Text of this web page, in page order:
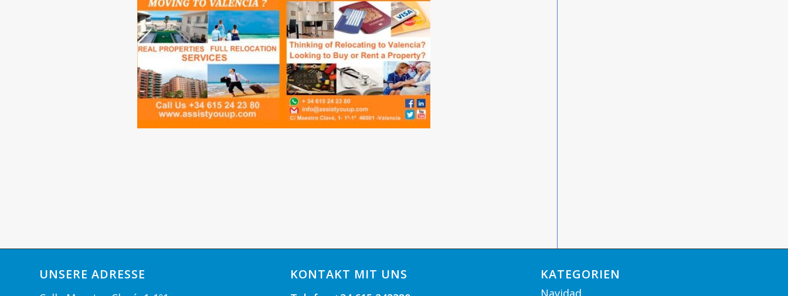
UNSERE ADRESSE KONTAKT MIT UNS KATEGORIEN